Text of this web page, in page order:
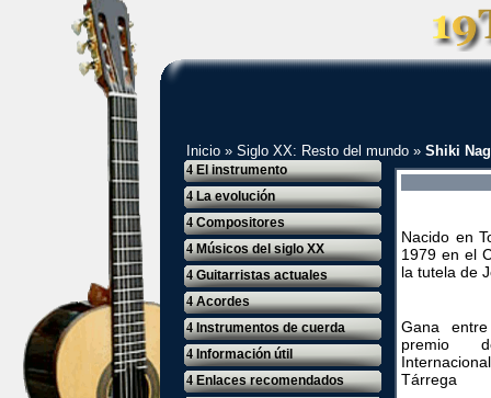
Inicio » Siglo XX: Resto del mundo » Shiki
4El instrumento
4La evolución
4Compositores
4Músicos del siglo XX
4Guitarristas actuales
4Acordes
4Instrumentos de cuerda
4Información útil
4Enlaces recomendados
Nacido en
1979 en el
la tutela de
Gana
premio
Tárrega